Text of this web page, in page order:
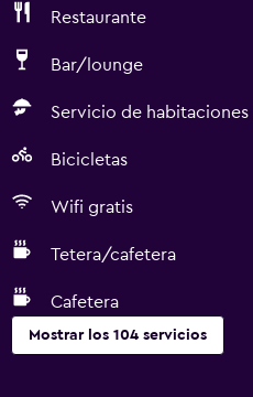
Restaurante
Bar/lounge
Servicio de habitaciones
Bicicletas
Wifi gratis
Tetera/cafetera
Cafetera
Mostrar los 104 servicios